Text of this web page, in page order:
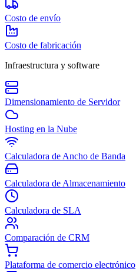
Costo de envío
Costo de fabricación
Infraestructura y software
Dimensionamiento de Servidor
Hosting en la Nube
Calculadora de Ancho de Banda
Calculadora de Almacenamiento
Calculadora de SLA
Comparación de CRM
Plataforma de comercio electrónico